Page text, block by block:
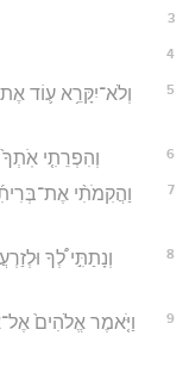
3
4
5
וְלֹא־יִקָּרֵ֥א ע֛וֹד
6 וְהִפְרֵתִ֤י אֹֽתְךָ֙
7
וַהֲקִמֹתִ֨י
8
וְנָתַתִּ֣י לְ֠ךָ
9
וַיֹּ֤אמֶר אֱלֹהִים֙